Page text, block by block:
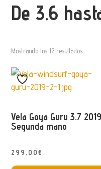
De 3.6
Mostrando los 12 resultados
Vela Goya Guru 3.7 2019 |
Segunda mano
299,00€